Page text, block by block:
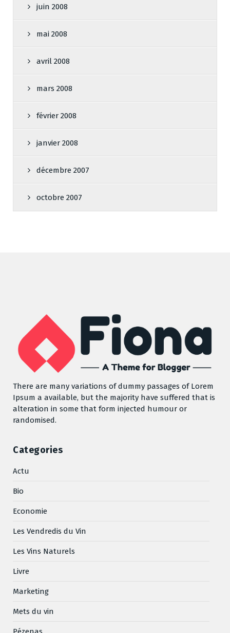
juin 2008
mai 2008
avril 2008
mars 2008
février 2008
janvier 2008
décembre 2007
octobre 2007
There are many variations of dummy passages of Lorem
Ipsum a available, but the majority have suffered that is
alteration in some that form injected humour or
randomised.
Categories
Actu
Bio
Economie
Les Vendredis du Vin
Les Vins Naturels
Livre
Marketing
Mets du vin